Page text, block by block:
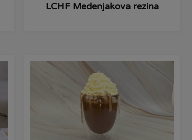
LCHF Medenjakova rezina